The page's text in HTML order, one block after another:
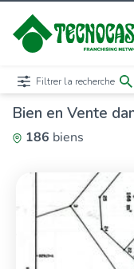
Bien en Vente
186 biens
Filtrer la recherche